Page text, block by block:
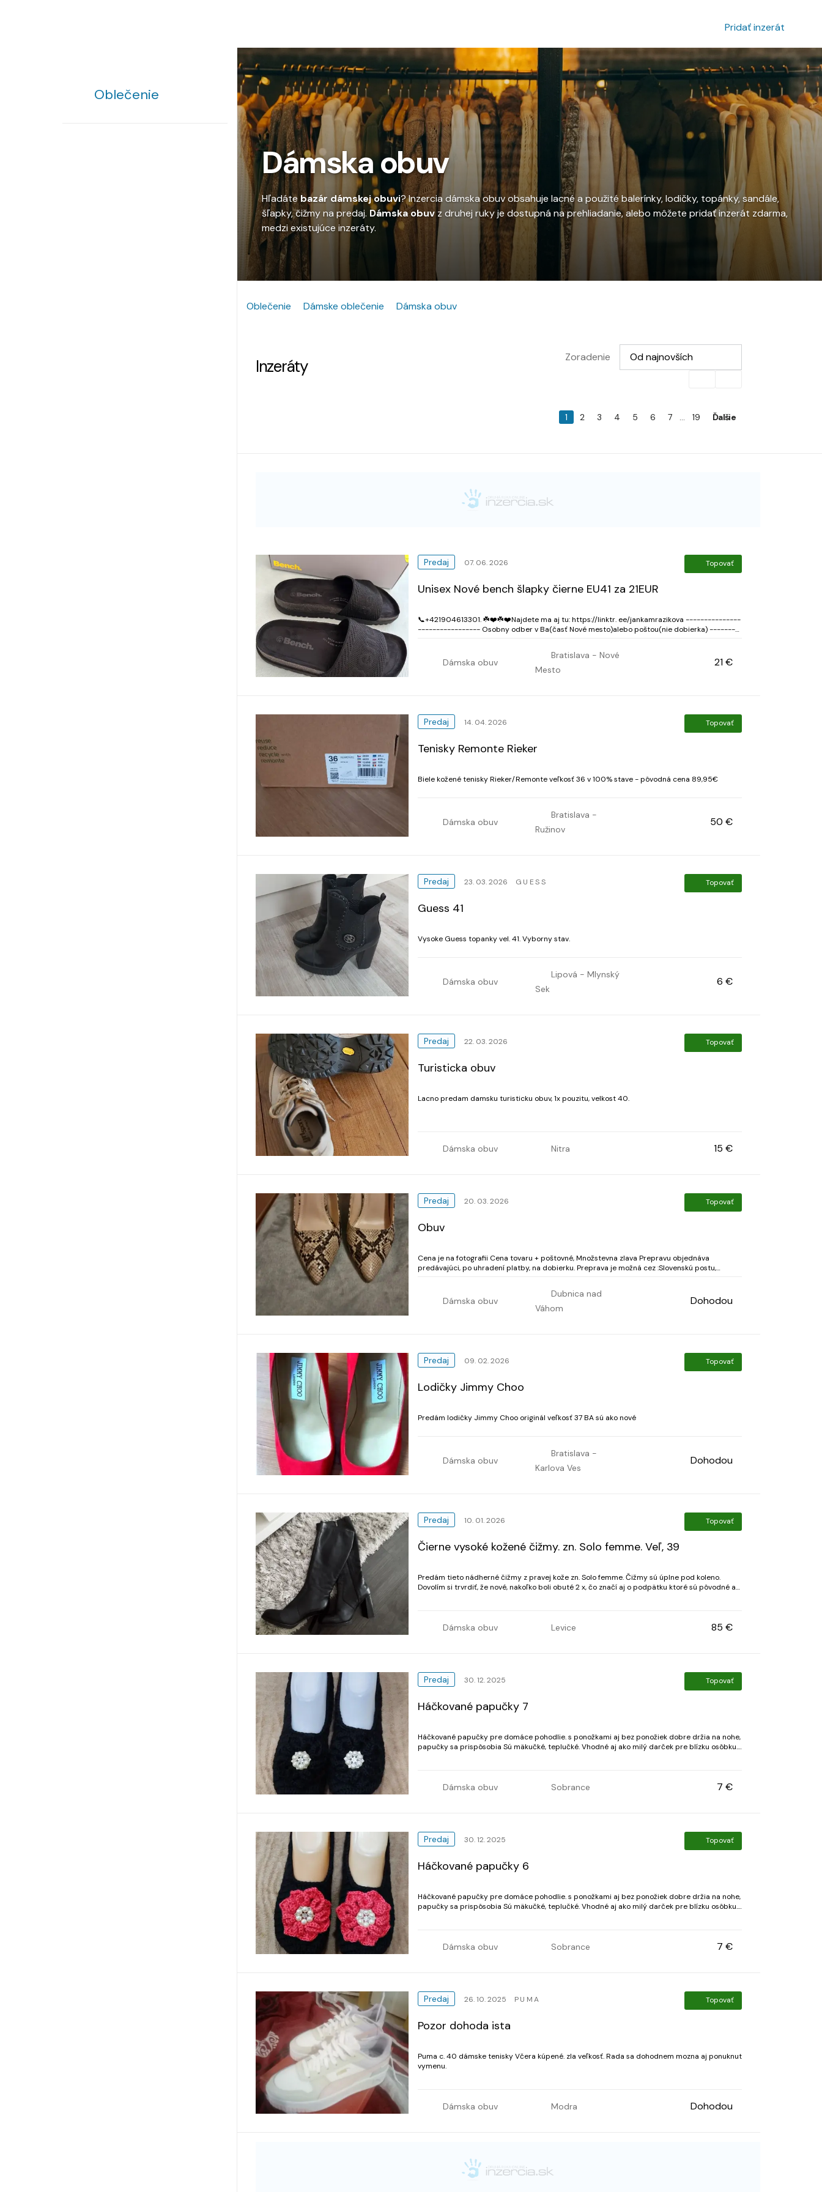
Pridať inzerát
Oblečenie
Dámska obuv
Hľadáte bazár dámskej obuvi? Inzercia dámska obuv obsahuje lacné a použité balerínky, lodičky, topánky, sandále,
šľapky, čižmy na predaj. Dámska obuv z druhej ruky je dostupná na prehliadanie, alebo môžete pridať inzerát zdarma,
medzi existujúce inzeráty.
Oblečenie Dámske oblečenie Dámska obuv
Inzeráty Zoradenie Vyberte možnosť
Od najnovších
1 2 3 4 5 6 7 19 Ďalšie
Predaj 07. 06. 2026 Topovať
Unisex Nové bench šlapky čierne EU41 za 21EUR
📞+421904613301. ☘️❤️☘️❤️Najdete ma aj tu: https://linktr. ee/jankamrazikova ---------------
----------------- Osobny odber v Ba(časť Nové mesto)alebo poštou(nie dobierka) --------
Dámska obuv
Bratislava - Nové
Mesto
21 €
Predaj 14. 04. 2026 Topovať
Tenisky Remonte Rieker
Biele kožené tenisky Rieker/Remonte veľkosť 36 v 100% stave - pôvodná cena 89,95€
Dámska obuv
Bratislava -
Ružinov
50 €
Predaj 23. 03. 2026 GUESS Topovať
Guess 41
Vysoke Guess topanky vel. 41. Vyborny stav.
Dámska obuv
Lipová - Mlynský
Sek
6 €
Predaj 22. 03. 2026 Topovať
Turisticka obuv
Lacno predam damsku turisticku obuv, 1x pouzitu, velkost 40.
Dámska obuv Nitra 15 €
Predaj 20. 03. 2026 Topovať
Obuv
Cena je na fotografii Cena tovaru + poštovné, Množstevna zlava Prepravu objednáva
predávajúci, po uhradení platby, na dobierku. Preprava je možná cez :Slovenskú postu,
Dámska obuv
Dubnica nad
Váhom
Dohodou
Predaj 09. 02. 2026 Topovať
Lodičky Jimmy Choo
Predám lodičky Jimmy Choo originál veľkosť 37 BA sú ako nové
Dámska obuv
Bratislava -
Karlova Ves
Dohodou
Predaj 10. 01. 2026 Topovať
Čierne vysoké kožené čižmy. zn. Solo femme. Veľ, 39
Predám tieto nádherné čižmy z pravej kože zn. Solo femme. Čižmy sú úplne pod koleno.
Dovolím si trvrdiť, že nové, nakoľko boli obuté 2 x, čo značí aj o podpätku ktoré sú pôvodné a
Dámska obuv Levice 85 €
Predaj 30. 12. 2025 Topovať
Háčkované papučky 7
Háčkované papučky pre domáce pohodlie. s ponožkami aj bez ponožiek dobre držia na nohe,
papučky sa prispôsobia Sú mäkučké, teplučké. Vhodné aj ako milý darček pre blízku osôbku.
Dámska obuv Sobrance 7 €
Predaj 30. 12. 2025 Topovať
Háčkované papučky 6
Háčkované papučky pre domáce pohodlie. s ponožkami aj bez ponožiek dobre držia na nohe,
papučky sa prispôsobia Sú mäkučké, teplučké. Vhodné aj ako milý darček pre blízku osôbku.
Dámska obuv Sobrance 7 €
Predaj 26. 10. 2025 PUMA Topovať
Pozor dohoda ista
Puma c. 40 dámske tenisky Včera kúpené. zla veľkosť. Rada sa dohodnem mozna aj ponuknut
vymenu.
Dámska obuv Modra Dohodou